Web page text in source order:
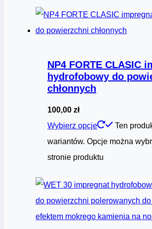
NP4 FORTE CLASIC
hydrofobowy do
chłonnych
100,00 zł
Wybierz opcje
Ten
wariantów. Opcje można
stronie produktu